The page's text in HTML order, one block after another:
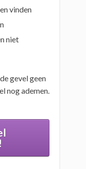
vinden
niet
gevel geen
nog ademen.